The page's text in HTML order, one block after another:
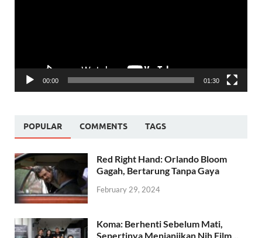
00:00 01:30
POPULAR COMMENTS TAGS
Red Right Hand: Orlando Bloom
Gagah, Bertarung Tanpa Gaya
February 29, 2024
Koma: Berhenti Sebelum Mati,
Sepertinya Menjanjikan Nih Film…